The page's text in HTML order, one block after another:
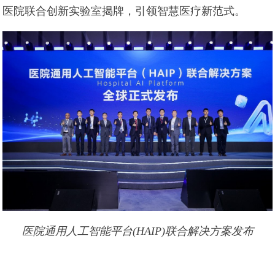
医院联合创新实验室揭牌，引领智慧医疗新范式。
医院通用人工智能平台(HAIP)联合解决方案发布